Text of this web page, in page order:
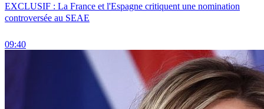
EXCLUSIF : La France et l'Espagne critiquent une nomination
controversée au SEAE
09:40